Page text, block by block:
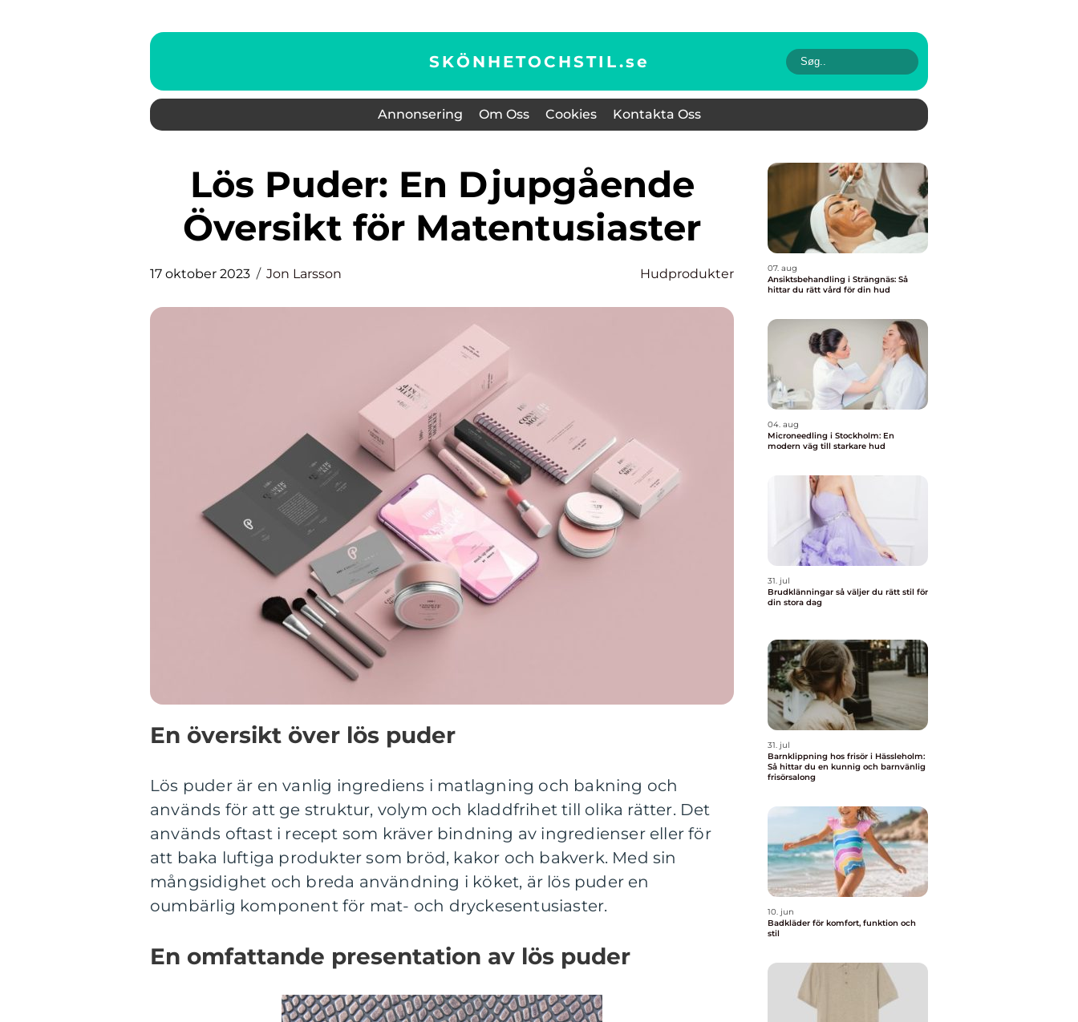
SKÖNHETOCHSTIL.se
Annonsering Om Oss Cookies Kontakta Oss
Lös Puder: En Djupgående
Översikt för Matentusiaster
17 oktober 2023 Jon Larsson Hudprodukter
En översikt över lös puder
Lös puder är en vanlig ingrediens i matlagning och bakning och
används för att ge struktur, volym och kladdfrihet till olika rätter. Det
används oftast i recept som kräver bindning av ingredienser eller för
att baka luftiga produkter som bröd, kakor och bakverk. Med sin
mångsidighet och breda användning i köket, är lös puder en
oumbärlig komponent för mat- och dryckesentusiaster.
En omfattande presentation av lös puder
07. aug
Ansiktsbehandling i Strängnäs: Så
hittar du rätt vård för din hud
04. aug
Microneedling i Stockholm: En
modern väg till starkare hud
31. jul
Brudklänningar så väljer du rätt stil för
din stora dag
31. jul
Barnklippning hos frisör i Hässleholm:
Så hittar du en kunnig och barnvänlig
frisörsalong
10. jun
Badkläder för komfort, funktion och
stil